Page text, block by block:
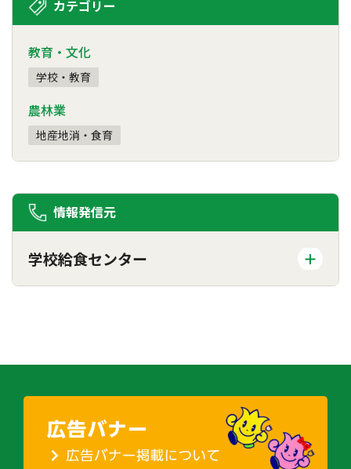
カテゴリー
教育・文化
学校・教育
農林業
地産地消・食育
情報発信元
学校給食センター